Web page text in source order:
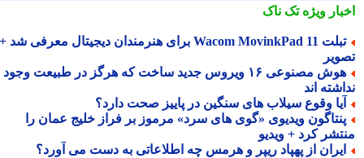
ویژهتک ناک
تبلت Wacom MovinkPad 11 برای هنرمندان دیجیتال معرفی شد +
هوش مصنوعی ۱۶ ویروس جدید ساخت که هرگز در طبیعت وجود
اند
وقوع سیلاب های سنگین در پاییز صحت دارد؟
ویدیوی «گوی های سرد» مرموز بر فراز خلیج عمان را
کرد + ویدیو
از پهپاد ریپر و هرمس چه اطلاعاتی به دست می آورد؟